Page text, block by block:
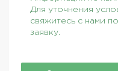
Для уточнения
свяжитесь с нами
заявку.